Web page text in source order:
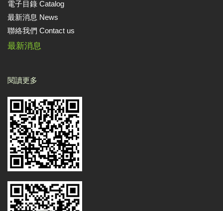
電子目錄 Catalog
最新消息 News
聯絡我們 Contact us
最新消息
閱讀更多